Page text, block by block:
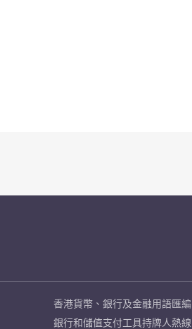
香港貨幣、銀行及金融用語匯編
銀行和儲值支付工具持牌人熱線